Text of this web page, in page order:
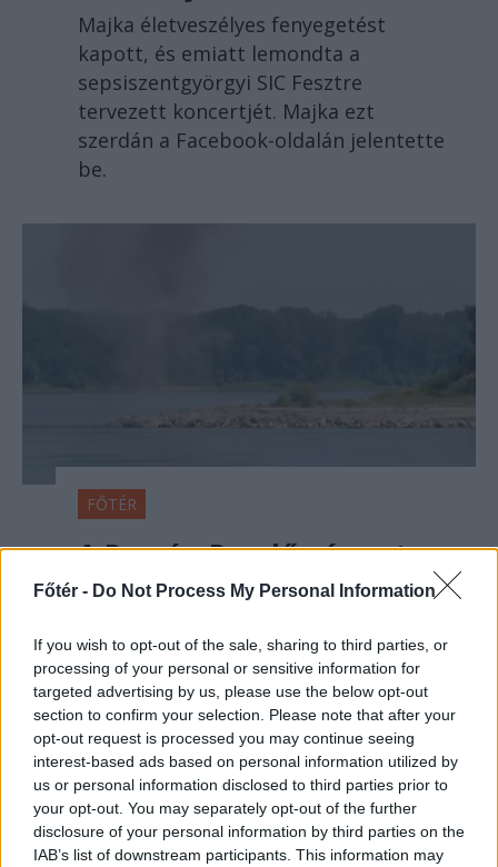
Főtér - Do Not Process My Personal Information
If you wish to opt-out of the sale, sharing to third parties, or
processing of your personal or sensitive information for
targeted advertising by us, please use the below opt-out
section to confirm your selection. Please note that after your
opt-out request is processed you may continue seeing
interest-based ads based on personal information utilized by
us or personal information disclosed to third parties prior to
your opt-out. You may separately opt-out of the further
disclosure of your personal information by third parties on the
IAB’s list of downstream participants. This information may
Majka életveszélyes fenyegetést
kapott, és emiatt lemondta a
sepsiszentgyörgyi SIC Fesztre
tervezett koncertjét. Majka ezt
szerdán a Facebook-oldalán jelentette
be.
FŐTÉR
A Román Rendőrség azt
üzeni, semmiképpen ne
Rendőrségnek – hírmix
További híreink: sziklát akart a
Dunába robbantani a hadsereg,
egyelőre sikertelenül, az illetékes
szerint pedig semmiféle korlátozás
nem lesz a lakossági
áramfogyasztásban.